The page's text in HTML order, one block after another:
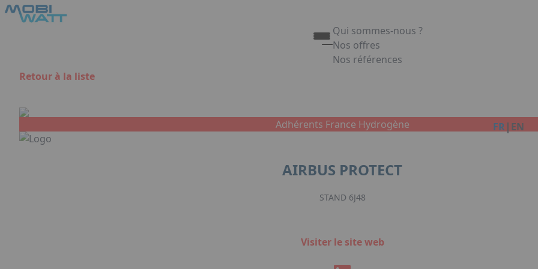
Aller au contenu principal
Qui sommes-nous ?
Nos offres
Nos références
FR | EN
Retour à la liste
Adhérents France Hydrogène
AIRBUS PROTECT
STAND 6J48
Visiter le site web
Panneau de gestion des cookies